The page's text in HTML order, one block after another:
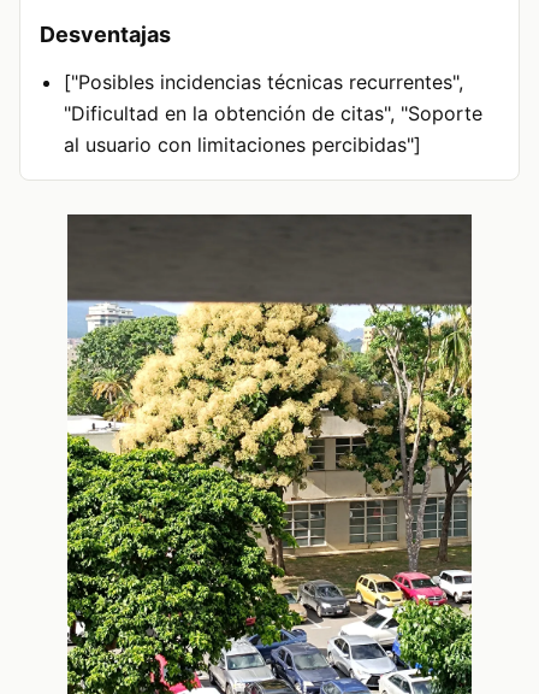
Desventajas
["Posibles incidencias técnicas recurrentes",
"Dificultad en la obtención de citas", "Soporte
al usuario con limitaciones percibidas"]